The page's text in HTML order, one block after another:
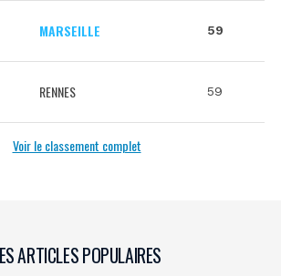
MARSEILLE 59
RENNES 59
Voir le classement complet
ARTICLES POPULAIRES